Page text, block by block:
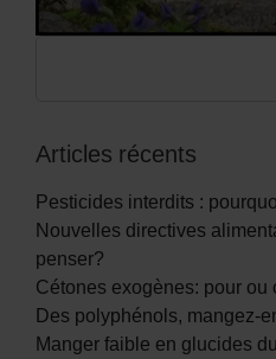
Articles récents
Pesticides interdits :
Nouvelles directives
penser?
Cétones exogènes: pour ou
Des polyphénols, mangez-
Manger faible en glucides